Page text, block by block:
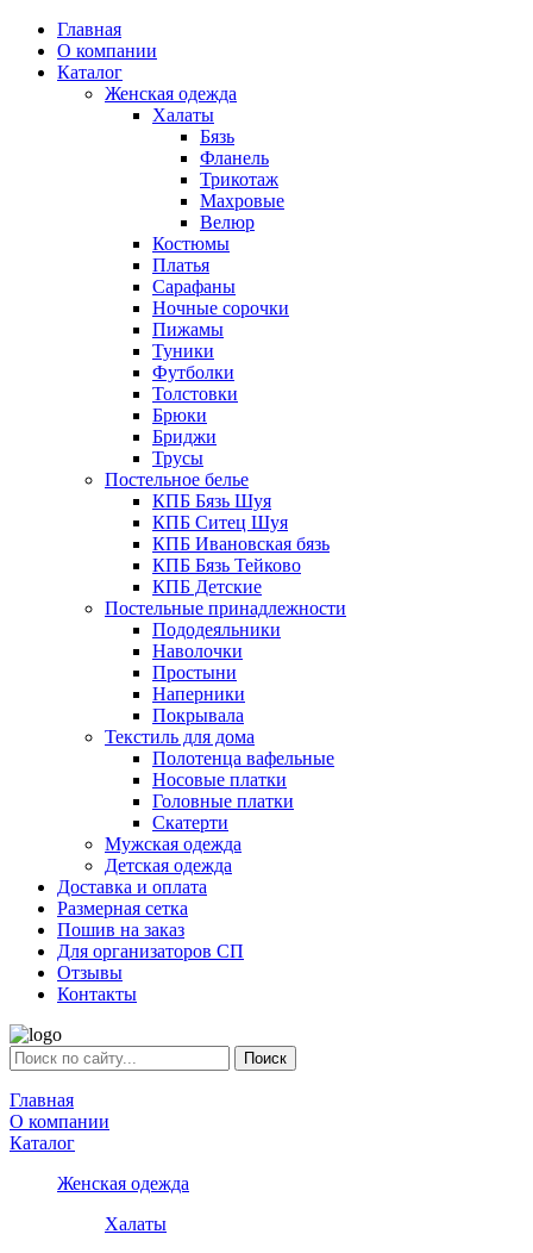
Главная
О компании
Каталог
Женская одежда
Халаты
Бязь
Фланель
Трикотаж
Махровые
Велюр
Костюмы
Платья
Сарафаны
Ночные сорочки
Пижамы
Туники
Футболки
Толстовки
Брюки
Бриджи
Трусы
Постельное белье
КПБ Бязь Шуя
КПБ Ситец Шуя
КПБ Ивановская бязь
КПБ Бязь Тейково
КПБ Детские
Постельные принадлежности
Пододеяльники
Наволочки
Простыни
Наперники
Покрывала
Текстиль для дома
Полотенца вафельные
Носовые платки
Головные платки
Скатерти
Мужская одежда
Детская одежда
Доставка и оплата
Размерная сетка
Пошив на заказ
Для организаторов СП
Отзывы
Контакты
Главная
О компании
Каталог
Женская одежда
Халаты